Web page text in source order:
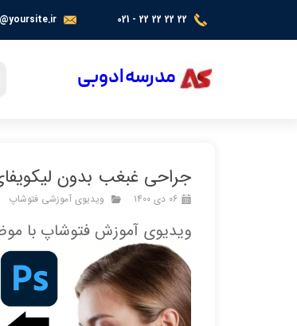
021 - 22 22 22 22
​​​مدرسه ادوبی
جراحی غبغب بدون
۰۶ دی ۱۴۰۰ ویدیوی آموزشی فتوشاپ
ویدیوی آموزش فتوشاپ با